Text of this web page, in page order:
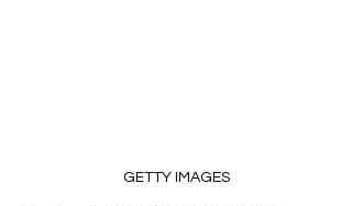
GETTY IMAGES